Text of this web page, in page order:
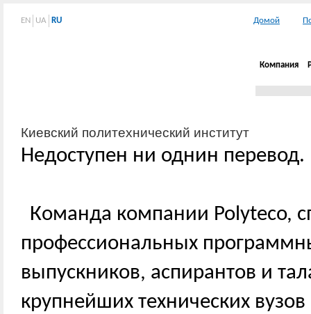
EN UA RU Домой
Компания
Киевский политехнический институт
Недоступен ни однин перевод.
Команда компании Polyteco,
профессиональных
выпускников, аспирантов и
крупнейших технических